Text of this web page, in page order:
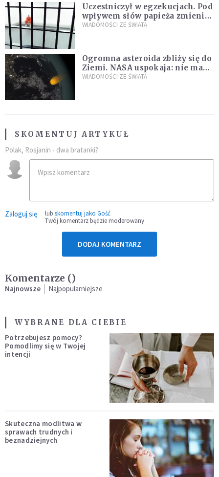
Uczestniczył w egzekucjach. Pod
wpływem słów papieża zmienił
zdanie
WIADOMOŚCI ZE ŚWIATA
Ogromna asteroida zbliży się do
Ziemi. NASA uspokaja: nie ma
zagrożenia
WIADOMOŚCI ZE ŚWIATA
SKOMENTUJ ARTYKUŁ
Polak, Rosjanin - dwa bratanki?
Zaloguj się lub skomentuj jako Gość
Twój komentarz będzie moderowany
DODAJ KOMENTARZ
Komentarze ()
Najnowsze Najpopularniejsze
WYBRANE DLA CIEBIE
Potrzebujesz pomocy?
Pomodlimy się w Twojej
intencji
Skuteczna modlitwa w
sprawach trudnych i
beznadziejnych